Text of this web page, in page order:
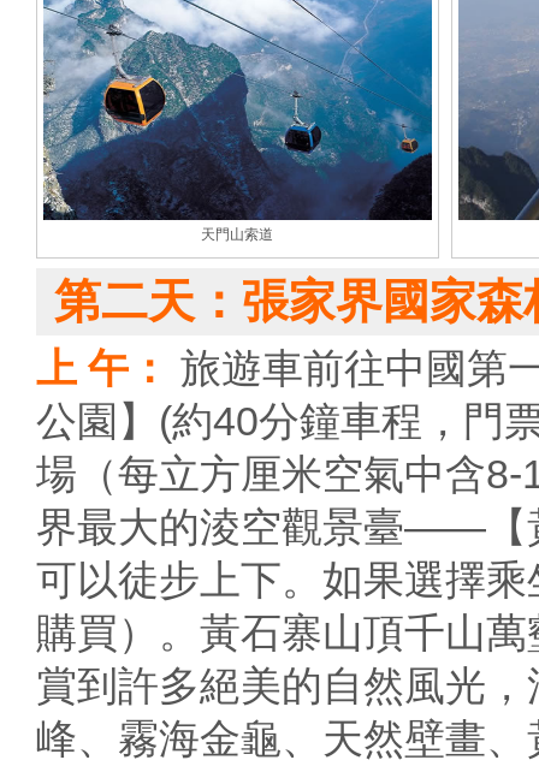
天門山索道
第二天：張家界國家
上 午： 旅遊車前往中國第
公園】(約40分鐘車程，門
場（每立方厘米空氣中含
界最大的淩空觀景臺——【
可以徒步上下。如果選擇
購買）。黃石寨山頂千山
賞到許多絕美的自然風光
峰、霧海金龜、天然壁畫